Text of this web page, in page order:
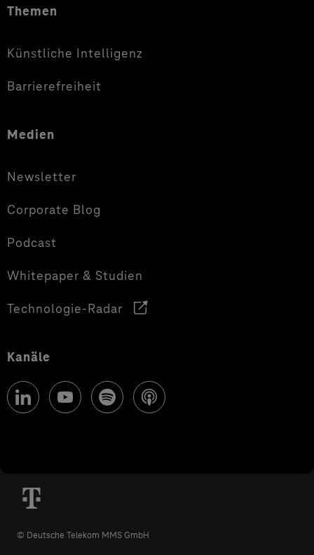
Themen
Künstliche Intelligenz
Barrierefreiheit
Medien
Newsletter
Corporate Blog
Podcast
Whitepaper & Studien
Technologie-Radar
Kanäle
© Deutsche Telekom MMS GmbH